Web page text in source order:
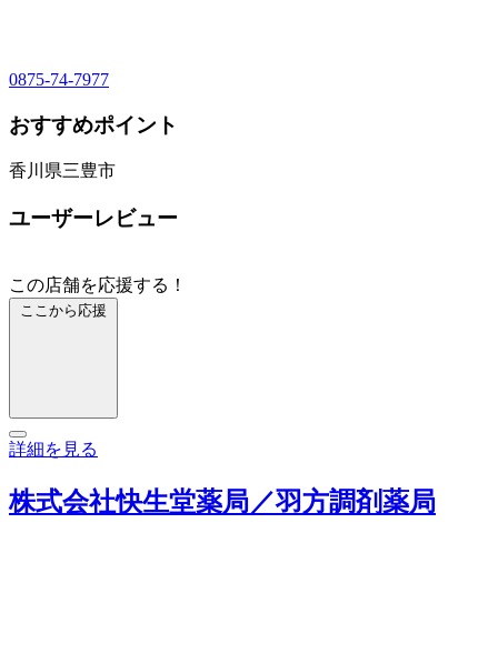
0875-74-7977
おすすめポイント
香川県三豊市
ユーザーレビュー
この店舗を応援する！
ここから応援
詳細を見る
株式会社快生堂薬局／羽方調剤薬局